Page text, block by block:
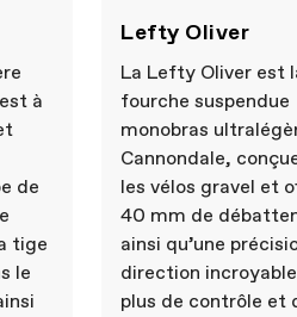
à
de
tige
le
Lefty Oliver
La Lefty Oliver est
fourche suspendue
monobras
Cannondale,
les vélos gravel et
40 mm de
ainsi qu’une
direction
plus de contrôle et